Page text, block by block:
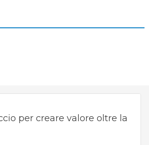
per creare valore oltre la